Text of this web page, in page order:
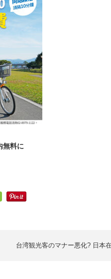
無料に
台湾観光客のマナー悪化? 日本